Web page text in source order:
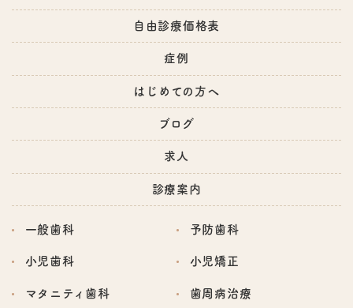
自由診療価格表
症例
はじめての方へ
ブログ
求人
診療案内
一般歯科 予防歯科
小児歯科 小児矯正
マタニティ歯科 歯周病治療